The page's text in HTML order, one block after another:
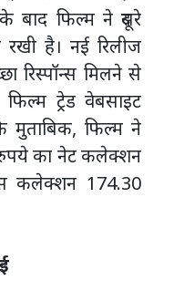
बाद फिल्म ने दूसरे
है। नई रिलीज
रिस्पॉन्स मिलने से
ट्रेड वेबसाइट
फिल्म ने
का नेट कलेक्शन
कलेक्शन 174.30